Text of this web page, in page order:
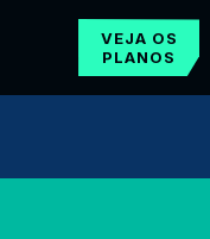
VEJA OS
PLANOS